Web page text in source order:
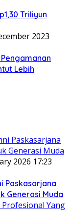
Triliyun
2023
Lebih
2026 17:23
Paskasarjana
Generasi Muda